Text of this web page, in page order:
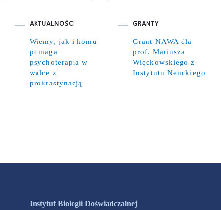
AKTUALNOŚCI
Wiemy, jak i komu
pomaga
psychoterapia w
walce z
prokrastynacją
GRANTY
Grant NAWA dla
prof. Mariusza
Więckowskiego z
Instytutu Nenckiego
Instytut Biologii Doświadczalnej